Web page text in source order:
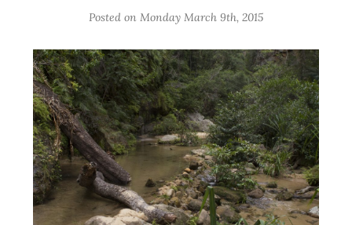
Posted on Monday March 9th, 2015